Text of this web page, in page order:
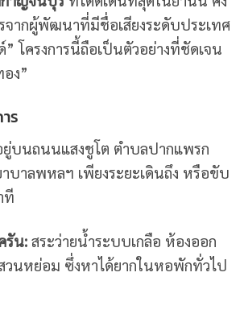
จากผู้พัฒนาที่มีชื่อเสียงระดับประเทศ
โครงการนี้ถือเป็นตัวอย่างที่ชัดเจน
ง”
ร
บนถนนแสงชูโต ตำบลปากแพรก
าบาลพหลฯ เพียงระยะเดินถึง หรือขับ
ที
รัน:สระว่ายน้ำระบบเกลือ ห้องออก
วนหย่อม ซึ่งหาได้ยากในหอพักทั่วไป